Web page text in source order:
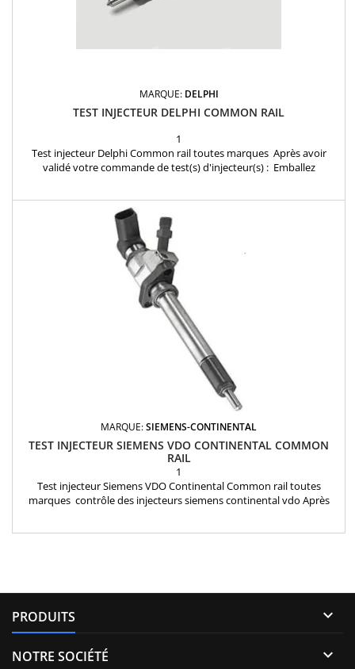
MARQUE: DELPHI
TEST INJECTEUR DELPHI COMMON RAIL
1
Test injecteur Delphi Common rail toutes marques Après avoir
validé votre commande de test(s) d'injecteur(s) : Emballez
à notre atelier: INJECTEURLAND 1 rue des Frères Lumiere 78310
Coignieres FRANCE Dés réception de votre colis,...
MARQUE:SIEMENS-CONTINENTAL
TEST INJECTEUR SIEMENS VDO CONTINENTAL COMMON
RAIL
1
Test injecteur Siemens VDO Continental Common rail toutes
marques contrôle des injecteurs siemens continental vdo Après
PRODUITS 
NOTRE SOCIÉTÉ 